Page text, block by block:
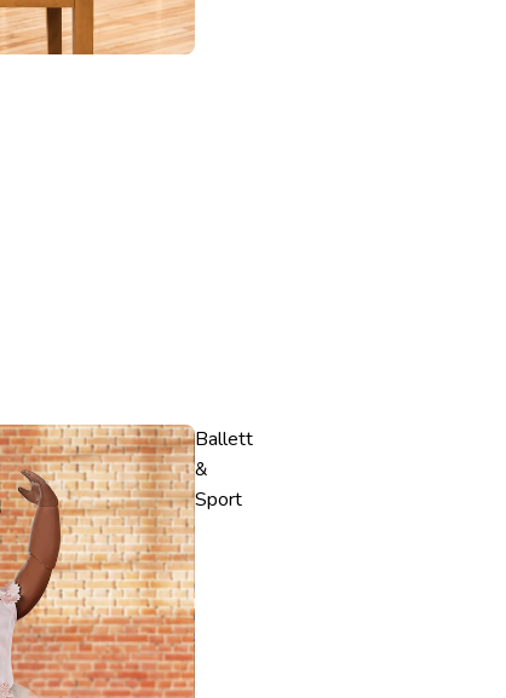
Ballett
&
Sport